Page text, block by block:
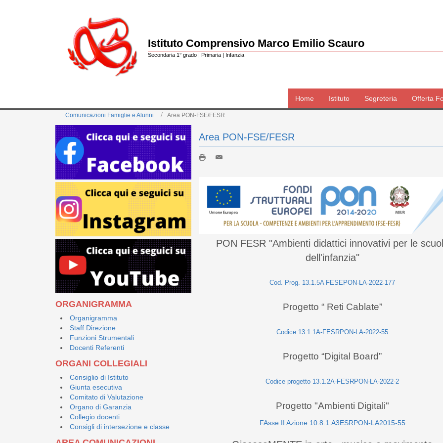
Istituto Comprensivo Marco Emilio Scauro
Secondaria 1° grado | Primaria | Infanzia
Home Istituto Segreteria Offerta
Comunicazioni Famiglie e Alunni Area PON-FSE/FESR
ORGANIGRAMMA
Organigramma
Staff Direzione
Funzioni Strumentali
Docenti Referenti
ORGANI COLLEGIALI
Consiglio di Istituto
Giunta esecutiva
Comitato di Valutazione
Organo di Garanzia
Collegio docenti
Consigli di intersezione e classe
Area PON-FSE/FESR
PON FESR "Ambienti didattici innovativi per le
dell'infanzia"
Cod. Prog. 13.1.5A FESEPON-LA-2022-177
Progetto “ Reti Cablate”
Codice 13.1.1A-FESRPON-LA-2022-55
Progetto “Digital Board”
Codice progetto 13.1.2A-FESRPON-LA-2022-2
Progetto "Ambienti Digitali"
FAsse II Azione 10.8.1.A3ESRPON-LA2015-55